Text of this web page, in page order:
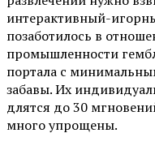
интерактивный-
позаботилось в
промышленности
портала с
забавы. Их
длятся до 30
много упрощены.